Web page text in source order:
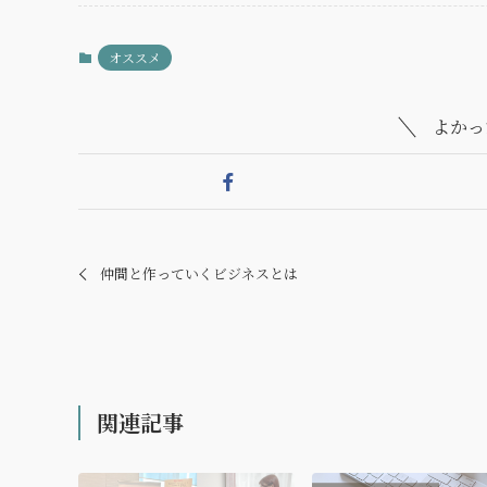
オススメ
よか
仲間と作っていくビジネスとは
関連記事